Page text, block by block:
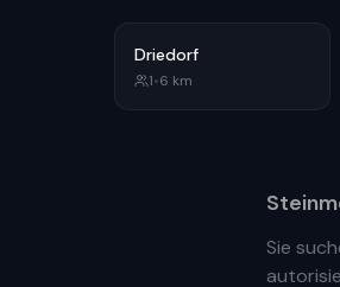
Driedorf
1•6 km
Sie